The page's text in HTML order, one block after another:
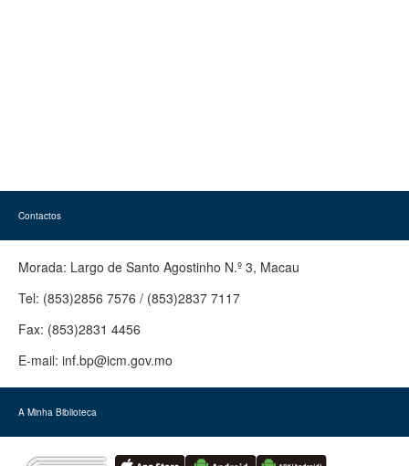
Contactos
Morada: Largo de Santo Agostinho N.º 3, Macau
Tel: (853)2856 7576 / (853)2837 7117
Fax: (853)2831 4456
E-mail: inf.bp@icm.gov.mo
A Minha Biblioteca